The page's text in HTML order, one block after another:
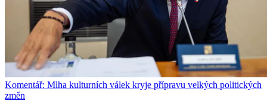
Komentář: Mlha kulturních válek kryje přípravu velkých politických
změn